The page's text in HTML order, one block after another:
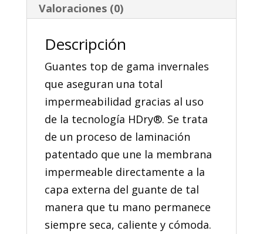
cantidad
Valoraciones (0)
Descripción
Guantes top de gama invernales
que aseguran una total
impermeabilidad gracias al uso
de la tecnología HDry®. Se trata
de un proceso de laminación
patentado que une la membrana
impermeable directamente a la
capa externa del guante de tal
manera que tu mano permanece
siempre seca, caliente y cómoda.